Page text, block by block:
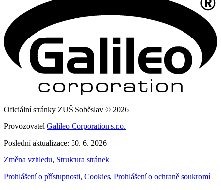
Oficiální stránky ZUŠ Soběslav © 2026
Provozovatel Galileo Corporation s.r.o.
Poslední aktualizace: 30. 6. 2026
Změna vzhledu, Struktura stránek
Prohlášení o přístupnosti, Cookies, Prohlášení o ochraně soukromí